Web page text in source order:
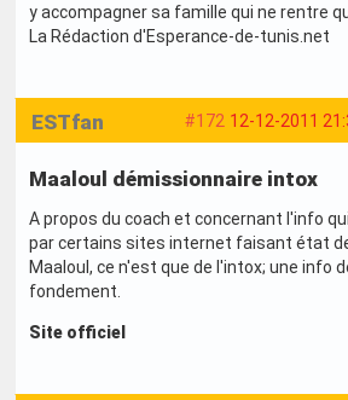
y accompagner sa famille qui ne rentre
La Rédaction d'Esperance-de-tunis.net
#172 12-12-2011
ESTfan
Maaloul démissionnaire intox
A propos du coach et concernant l'info
par certains sites internet faisant état
Maaloul, ce n'est que de l'intox; une info
fondement.
Site officiel